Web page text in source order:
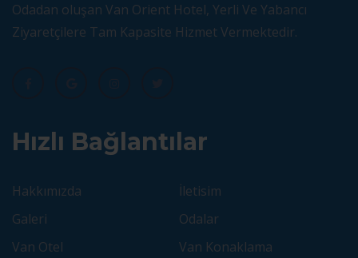
Odadan oluşan Van Orient Hotel, Yerli Ve Yabancı
Ziyaretçilere Tam Kapasite Hizmet Vermektedir.
Hızlı Bağlantılar
Hakkımızda
İletisim
Galeri
Odalar
Van Otel
Van Konaklama